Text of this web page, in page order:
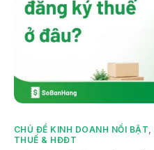
CHỦ ĐỀ KINH DOANH NỔI BẬT,
THUẾ & HĐĐT